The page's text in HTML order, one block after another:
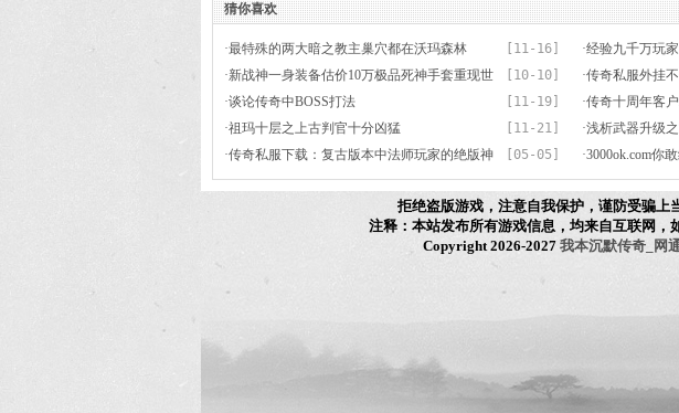
猜你喜欢
[11-16]
·最特殊的两大暗之教主巢穴都在沃玛森林 ·经验九千万玩
[10-10]
·新战神一身装备估价10万极品死神手套重现世
间
·传奇私服外挂
效果
[11-19]
·谈论传奇中BOSS打法 ·传奇十周年客
留心甚么
[11-21]
·祖玛十层之上古判官十分凶猛 ·浅析武器升级
[05-05]
·传奇私服下载：复古版本中法师玩家的绝版神
甲防8魔5重盔甲
·3000ok.com你
拒绝盗版游戏，注意自我保护，谨防受骗
注释：本站发布所有游戏信息，均来自互联网，
Copyright 2026-2027 我本沉默传奇_网